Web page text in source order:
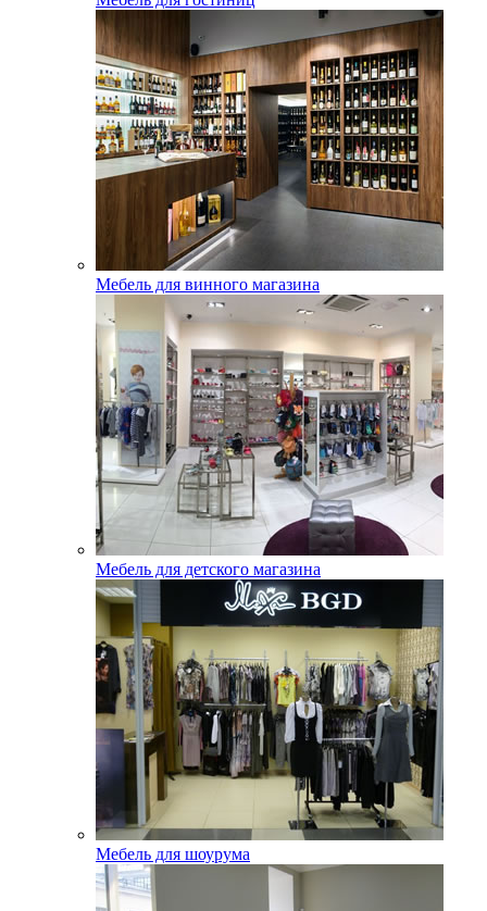
Мебель для винного магазина
Мебель для детского магазина
Мебель для шоурума